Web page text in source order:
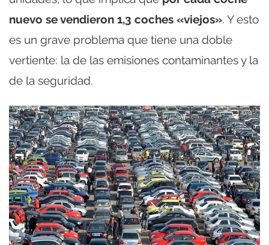
nuevo se vendieron 1,3 coches «viejos». Y esto
es un grave problema que tiene una doble
vertiente: la de las emisiones contaminantes y la
de la seguridad.